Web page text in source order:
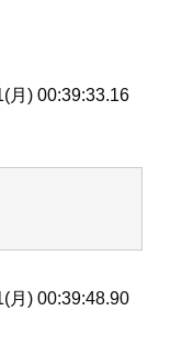
月) 00:39:33.16
月) 00:39:48.90